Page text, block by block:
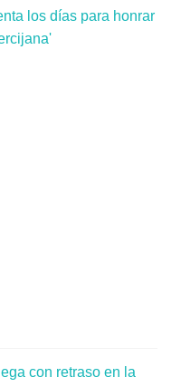
los días para honrar
con retraso en la